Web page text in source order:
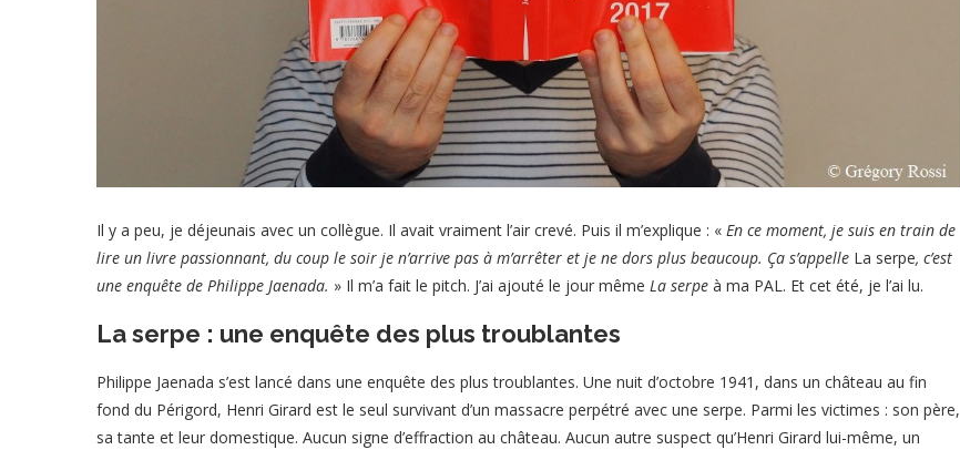
Il y a peu, je déjeunais avec un collègue. Il avait vraiment l’air crevé. Puis il m’explique : « En ce moment, je suis en train de
lire un livre passionnant, du coup le soir je n’arrive pas à m’arrêter et je ne dors plus beaucoup. Ça s’appelle La serpe, c’est
une enquête de Philippe Jaenada. » Il m’a fait le pitch. J’ai ajouté le jour même La serpe à ma PAL. Et cet été, je l’ai lu.
La serpe : une enquête des plus troublantes
Philippe Jaenada s’est lancé dans une enquête des plus troublantes. Une nuit d’octobre 1941, dans un château au fin
fond du Périgord, Henri Girard est le seul survivant d’un massacre perpétré avec une serpe. Parmi les victimes : son père,
sa tante et leur domestique. Aucun signe d’effraction au château. Aucun autre suspect qu’Henri Girard lui-même, un